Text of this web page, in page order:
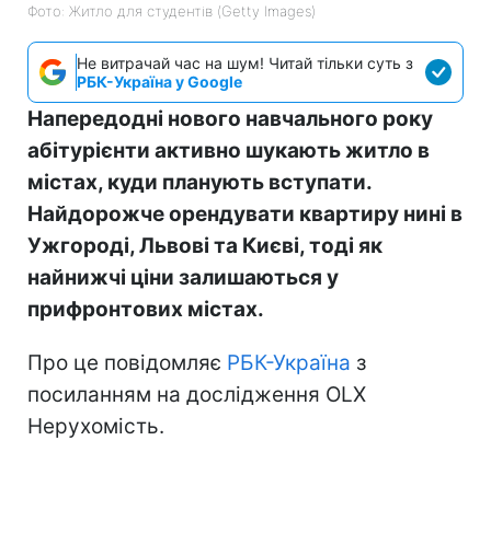
Фото: Житло для студентів (Getty Images)
Не витрачай час на шум! Читай тільки суть з
РБК-Україна у Google
Напередодні нового навчального року
абітурієнти активно шукають житло в
містах, куди планують вступати.
Найдорожче орендувати квартиру нині в
Ужгороді, Львові та Києві, тоді як
найнижчі ціни залишаються у
прифронтових містах.
Про це повідомляє РБК-Україна з
посиланням на дослідження OLX
Нерухомість.